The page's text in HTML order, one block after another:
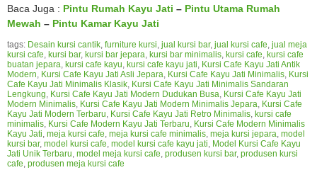
Baca Juga : Pintu Rumah Kayu Jati – Pintu Utama Rumah
Mewah – Pintu Kamar Kayu Jati
tags: Desain kursi cantik, furniture kursi, jual kursi bar, jual kursi cafe, jual meja
kursi cafe, kursi bar, kursi bar jepara, kursi bar minimalis, kursi cafe, kursi cafe
buatan jepara, kursi cafe kayu, kursi cafe kayu jati, Kursi Cafe Kayu Jati Antik
Modern, Kursi Cafe Kayu Jati Asli Jepara, Kursi Cafe Kayu Jati Minimalis, Kursi
Cafe Kayu Jati Minimalis Klasik, Kursi Cafe Kayu Jati Minimalis Sandaran
Lengkung, Kursi Cafe Kayu Jati Modern Dudukan Busa, Kursi Cafe Kayu Jati
Modern Minimalis, Kursi Cafe Kayu Jati Modern Minimalis Jepara, Kursi Cafe
Kayu Jati Modern Terbaru, Kursi Cafe Kayu Jati Retro Minimalis, kursi cafe
minimalis, Kursi Cafe Modern Kayu Jati Terbaru, Kursi Cafe Modern Minimalis
Kayu Jati, meja kursi cafe, meja kursi cafe minimalis, meja kursi jepara, model
kursi bar, model kursi cafe, model kursi cafe kayu jati, Model Kursi Cafe Kayu
Jati Unik Terbaru, model meja kursi cafe, produsen kursi bar, produsen kursi
cafe, produsen meja kursi cafe